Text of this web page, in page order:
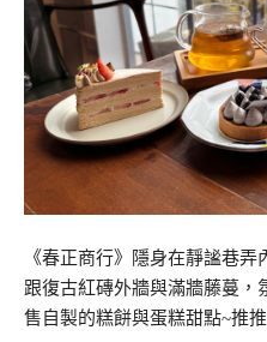
《春正商行》隱身在靜謐巷
跟復古紅磚外牆與滿牆藤蔓，
售自製的糕餅與蛋糕甜點~推推